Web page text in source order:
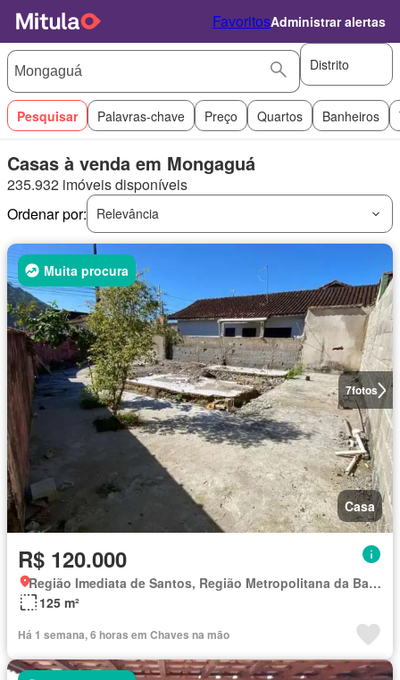
FavoritosAdministrar alertas
Distrito
Pesquisar Palavras-chave Preço Quartos Banheiros
Casas à venda em Mongaguá
235.932 imóveis disponíveis
Ordenar por:
Relevância
7fotos
Muita procura
Casa
R$ 120.000
Região Imediata de Santos, Região Metropolitana da Baixada Santista
125 m²
Há 1 semana, 6 horas em Chaves na mão